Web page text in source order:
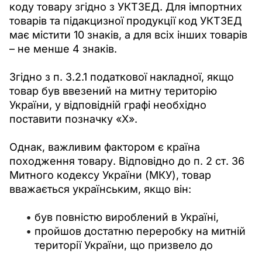
коду товару згідно з УКТЗЕД. Для імпортних
товарів та підакцизної продукції код УКТЗЕД
має містити 10 знаків, а для всіх інших товарів
– не менше 4 знаків.
Згідно з п. 3.2.1 податкової накладної, якщо
товар був ввезений на митну територію
України, у відповідній графі необхідно
поставити позначку «Х».
Однак, важливим фактором є країна
походження товару. Відповідно до п. 2 ст. 36
Митного кодексу України (МКУ), товар
вважається українським, якщо він:
був повністю вироблений в Україні,
пройшов достатню переробку на митній
території України, що призвело до